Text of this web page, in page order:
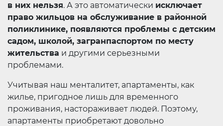
в них нельзя. А это автоматически исключает
право жильцов на обслуживание в районной
поликлинике, появляются проблемы с детским
садом, школой, загранпаспортом по месту
жительства и другими серьезными
проблемами.
Учитывая наш менталитет, апартаменты, как
жилье, пригодное лишь для временного
проживания, настораживает людей. Поэтому,
апартаменты приобретают довольно